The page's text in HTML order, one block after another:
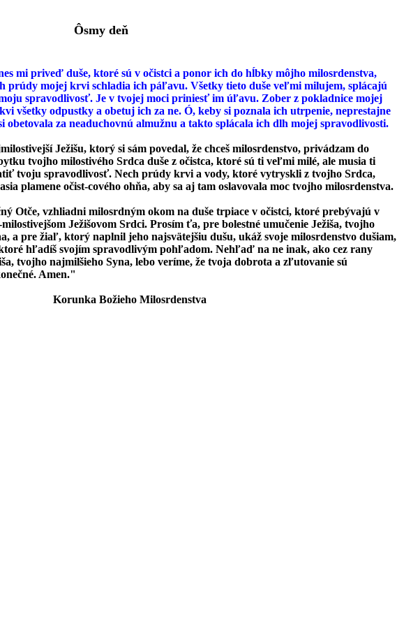
deň
mi priveď duše, ktoré sú v očistci a ponor ich do hĺbky môjho milosrdenstva,
prúdy mojej krvi schladia ich páľavu. Všetky tieto duše veľmi milujem, splácajú
spravodlivosť. Je v tvojej moci priniesť im úľavu. Zober z pokladnice mojej
všetky odpustky a obetuj ich za ne. Ó, keby si poznala ich utrpenie, neprestajne
obetovala za neaduchovnú almužnu a takto splácala ich dlh mojej spravodlivosti.
Ježišu, ktorý si sám povedal, že chceš milosrdenstvo, privádzam do
tvojho milostivého Srdca duše z očistca, ktoré sú ti veľmi milé, ale musia ti
tvoju spravodlivosť. Nech prúdy krvi a vody, ktoré vytryskli z tvojho Srdca,
plamene očist-cového ohňa, aby sa aj tam oslavovala moc tvojho milosrdenstva.
Otče, vzhliadni milosrdným okom na duše trpiace v očistci, ktoré prebývajú v
Ježišovom Srdci. Prosím ťa, pre bolestné umučenie Ježiša, tvojho
a pre žiaľ, ktorý naplnil jeho najsvätejšiu dušu, ukáž svoje milosrdenstvo dušiam,
hľadíš svojím spravodlivým pohľadom. Nehľaď na ne inak, ako cez rany
tvojho najmilšieho Syna, lebo veríme, že tvoja dobrota a zľutovanie sú
Amen."
Korunka Božieho Milosrdenstva